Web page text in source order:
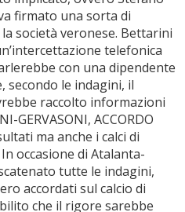
firmato una sorta di
società veronese. Bettarini
telefonica
con una dipendente
secondo le indagini, il
raccolto informazioni
GERVASONI, ACCORDO
ma anche i calci di
occasione di Atalanta-
tutte le indagini,
accordati sul calcio di
che il rigore sarebbe